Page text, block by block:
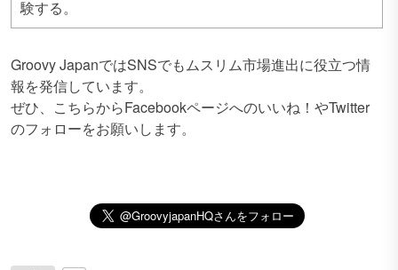
験する。
Groovy JapanではSNSでもムスリム市場進出に役立つ情
報を発信しています。
ぜひ、こちらからFacebookページへのいいね！やTwitter
のフォローをお願いします。